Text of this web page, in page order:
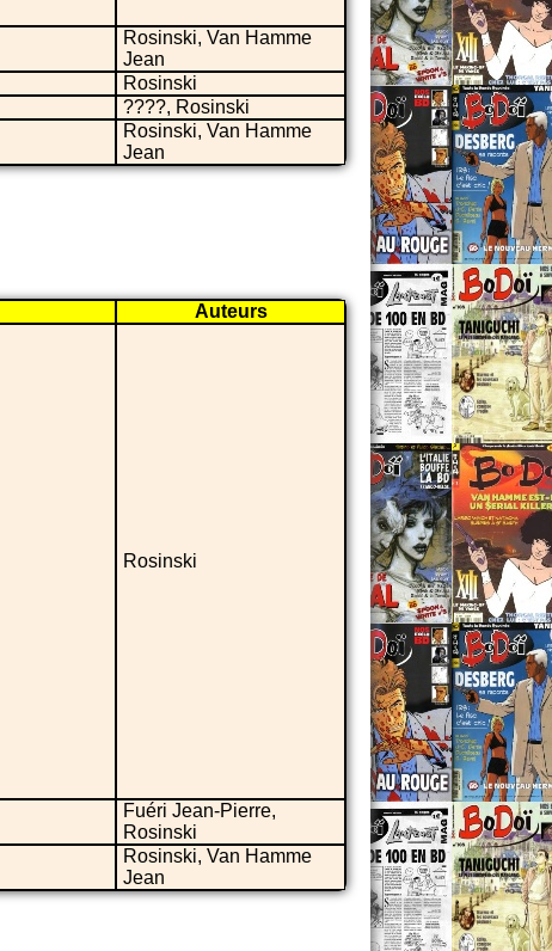
Rosinski, Van Hamme
Jean
Rosinski
????, Rosinski
Rosinski, Van Hamme
Jean
Auteurs
Rosinski
Fuéri Jean-Pierre,
Rosinski
Rosinski, Van Hamme
Jean